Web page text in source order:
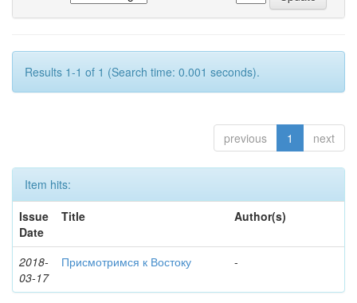
Results 1-1 of 1 (Search time: 0.001 seconds).
previous 1 next
Item hits:
Issue
Date
Title Author(s)
2018-
03-17
Присмотримся к Востоку -